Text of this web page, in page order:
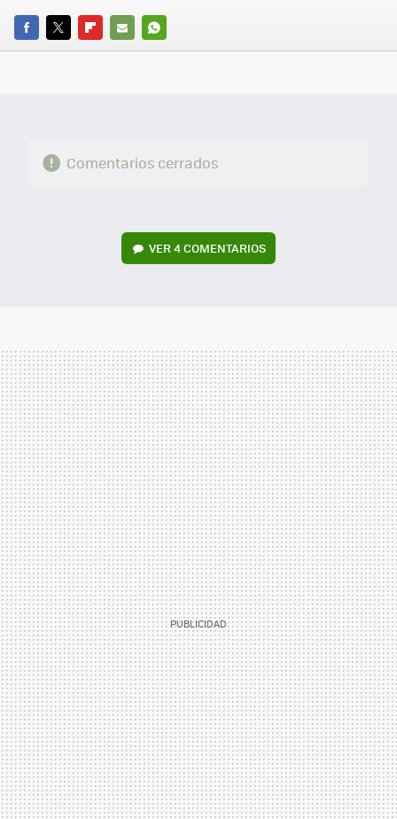
FACEBOOK
TWITTERFLIPBOARD
E-
WHATSAPP
Comentarios cerrados
VER4 COMENTARIOS